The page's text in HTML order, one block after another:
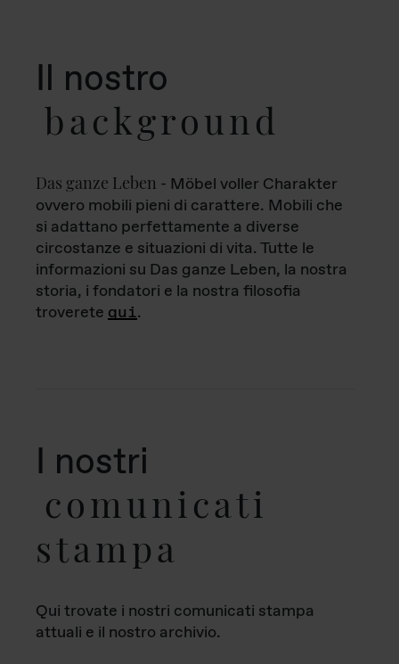
Il nostro
background
Das ganze Leben - Möbel voller Charakter
ovvero mobili pieni di carattere. Mobili che
si adattano perfettamente a diverse
circostanze e situazioni di vita. Tutte le
informazioni su Das ganze Leben, la nostra
storia, i fondatori e la nostra filosofia
troverete qui.
I nostri
comunicati
stampa
Qui trovate i nostri comunicati stampa
attuali e il nostro archivio.